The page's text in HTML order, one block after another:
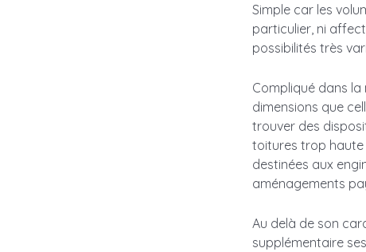
Simple car les
particulier, ni
possibilités très
Compliqué dans
dimensions que
trouver des
toitures trop haute
destinées aux
aménagements
Au delà de son
supplémentaire